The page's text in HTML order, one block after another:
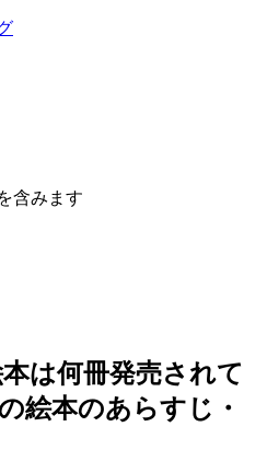
含みます
は何冊発売されて
絵本のあらすじ・